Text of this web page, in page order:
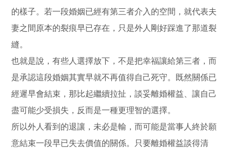
的樣子。若一段婚姻已經有第三者介入的空間，就代表夫
妻之間原本的裂痕早已存在，只是外人剛好踩進了那道裂
縫。
也就是說，有些人選擇放下，不是把幸福讓給第三者，而
是承認這段婚姻其實早就不再值得自己死守。既然關係已
經遲早會結束，那比起繼續拉扯，談妥離婚權益、讓自己
盡可能少受損失，反而是一種更理智的選擇。
所以外人看到的退讓，未必是輸，而可能是當事人終於願
意結束一段早已失去價值的關係。只要離婚權益談得清